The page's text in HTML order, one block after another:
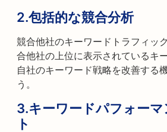
2.包括的な競合分析
競合他社のキーワードトラフィッ
合他社の上位に表示されているキ
自社のキーワード戦略を改善する
う。
3.キーワードパフォー
ト